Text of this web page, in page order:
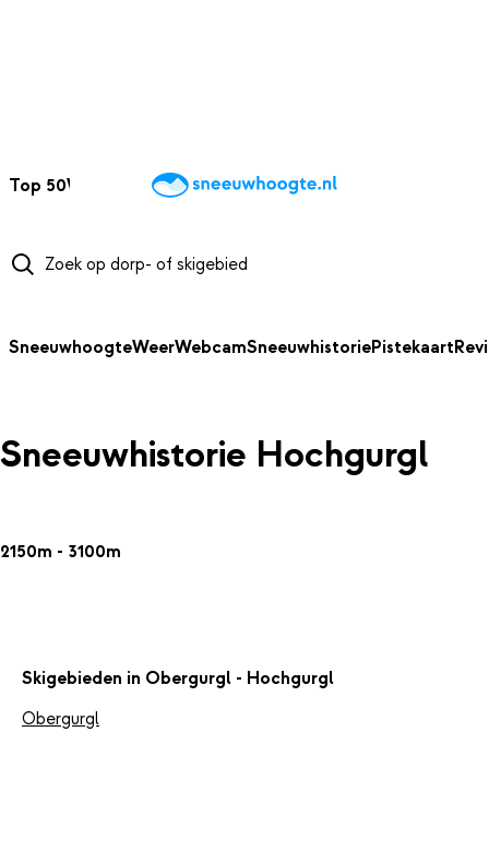
Top 50Webcams WintersportweerKaarten
SneeuwhoogteWeerWebcamSneeuwhistoriePistekaart
Sneeuwhistorie Hochgurgl
2150m - 3100m
Skigebieden in Obergurgl - Hochgurgl
Obergurgl